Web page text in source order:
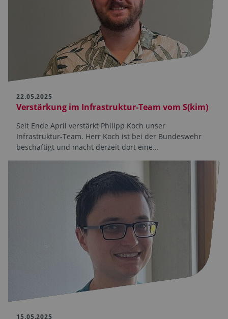
22.05.2025
Verstärkung im Infrastruktur-Team vom S(kim)
Seit Ende April verstärkt Philipp Koch unser
Infrastruktur-Team. Herr Koch ist bei der Bundeswehr
beschäftigt und macht derzeit dort eine…
15.05.2025